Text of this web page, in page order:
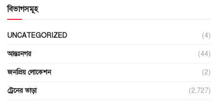
বিভাগসমূহ
UNCATEGORIZED (4)
আন্তঃনগর (44)
জনপ্রিয় লোকেশন (2)
ট্রেনের ভাড়া (2,727)